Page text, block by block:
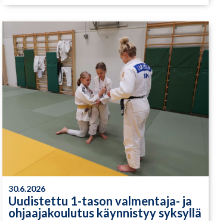
30.6.2026
Uudistettu 1-tason valmentaja- ja
ohjaajakoulutus käynnistyy syksyllä